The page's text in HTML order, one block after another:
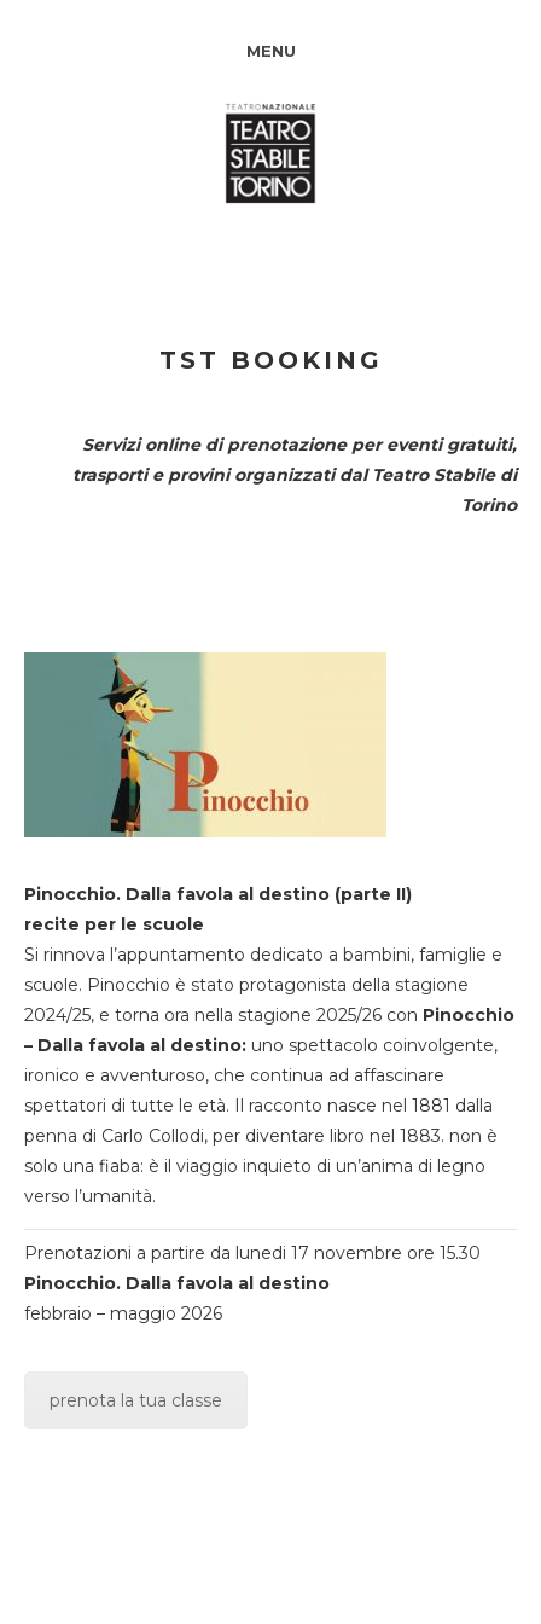
MENU
TST BOOKING
Servizi online di prenotazione per eventi gratuiti,
trasporti e provini organizzati dal Teatro Stabile di
Torino
Pinocchio. Dalla favola al destino (parte II)
recite per le scuole
Si rinnova l’appuntamento dedicato a bambini, famiglie e
scuole. Pinocchio è stato protagonista della stagione
2024/25, e torna ora nella stagione 2025/26 con Pinocchio
– Dalla favola al destino: uno spettacolo coinvolgente,
ironico e avventuroso, che continua ad affascinare
spettatori di tutte le età. Il racconto nasce nel 1881 dalla
penna di Carlo Collodi, per diventare libro nel 1883. non è
solo una fiaba: è il viaggio inquieto di un’anima di legno
verso l’umanità.
Prenotazioni a partire da lunedi 17 novembre ore 15.30
Pinocchio. Dalla favola al destino
febbraio – maggio 2026
prenota la tua classe